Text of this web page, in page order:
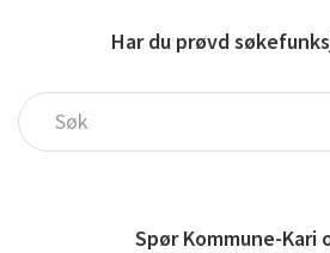
Har du prøvd
Spør Kommune-Kari